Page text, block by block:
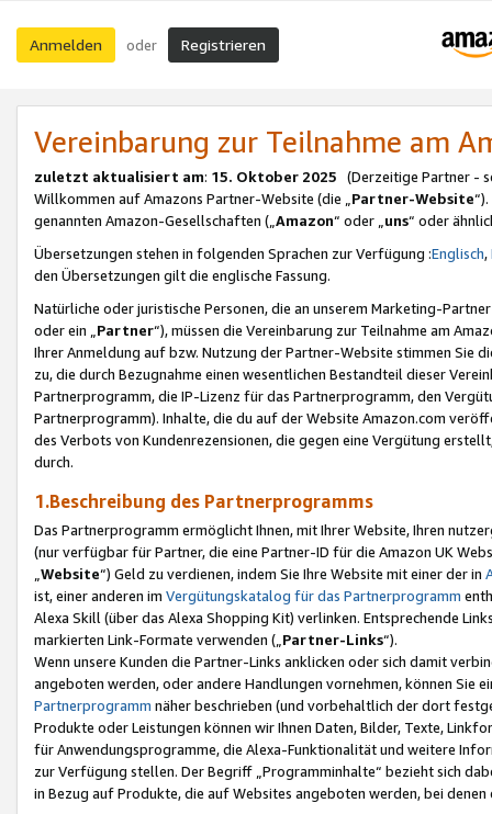
Anmelden oder Registrieren
Vereinbarung zur Teilnahme am
zuletzt aktualisiert am: 15. Oktober 2025 (Derzeitige Partner -
Willkommen auf Amazons Partner-Website (die „Partner-Website
genannten Amazon-Gesellschaften („Amazon“ oder „uns“ oder
Übersetzungen stehen in folgenden Sprachen zur Verfügung :Englisch,
den Übersetzungen gilt die englische Fassung.
Natürliche oder juristische Personen, die an unserem Marketing-
oder ein „Partner“), müssen die Vereinbarung zur Teilnahme am
Ihrer Anmeldung auf bzw. Nutzung der Partner-Website stimmen Sie
zu, die durch Bezugnahme einen wesentlichen Bestandteil dieser
Partnerprogramm, die IP-Lizenz für das Partnerprogramm, den
Partnerprogramm). Inhalte, die du auf der Website Amazon.com
des Verbots von Kundenrezensionen, die gegen eine Vergütung
durch.
1.Beschreibung des Partnerprogramms
Das Partnerprogramm ermöglicht Ihnen, mit Ihrer Website, Ihren
(nur verfügbar für Partner, die eine Partner-ID für die Amazon UK
Website“) Geld zu verdienen, indem Sie Ihre Website mit einer der in
ist, einer anderen im Vergütungskatalog für das Partnerprogramm
Alexa Skill (über das Alexa Shopping Kit) verlinken. Entsprechende
markierten Link-Formate verwenden („ Partner-Links“).
Wenn unsere Kunden die Partner-Links anklicken oder sich damit
angeboten werden, oder andere Handlungen vornehmen, können Sie
Partnerprogramm näher beschrieben (und vorbehaltlich der dort
Produkte oder Leistungen können wir Ihnen Daten, Bilder, Texte,
für Anwendungsprogramme, die Alexa-Funktionalität und weitere
zur Verfügung stellen. Der Begriff „Programminhalte“ bezieht sich
in Bezug auf Produkte, die auf Websites angeboten werden, bei